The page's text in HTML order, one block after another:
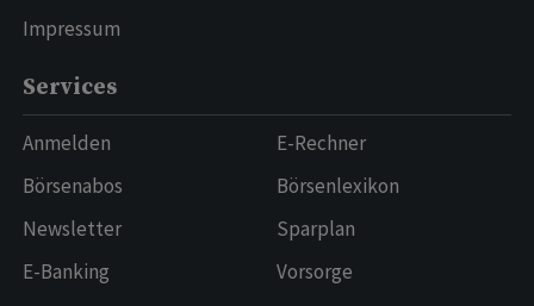
Impressum
Services
Anmelden
Börsenabos
Newsletter
E-Banking
E-Rechner
Börsenlexikon
Sparplan
Vorsorge